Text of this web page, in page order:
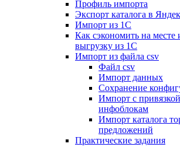
Профиль импорта
Экспорт каталога в
Импорт из 1С
Как сэкономить на месте
выгрузку из 1С
Импорт из файла csv
Файл csv
Импорт данных
Сохранение
Импорт с
инфоблокам
Импорт каталога
предложений
Практические задания